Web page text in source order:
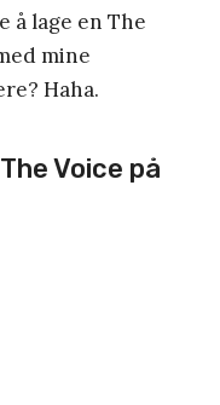
å lage en The
mine
Haha.
Voice på